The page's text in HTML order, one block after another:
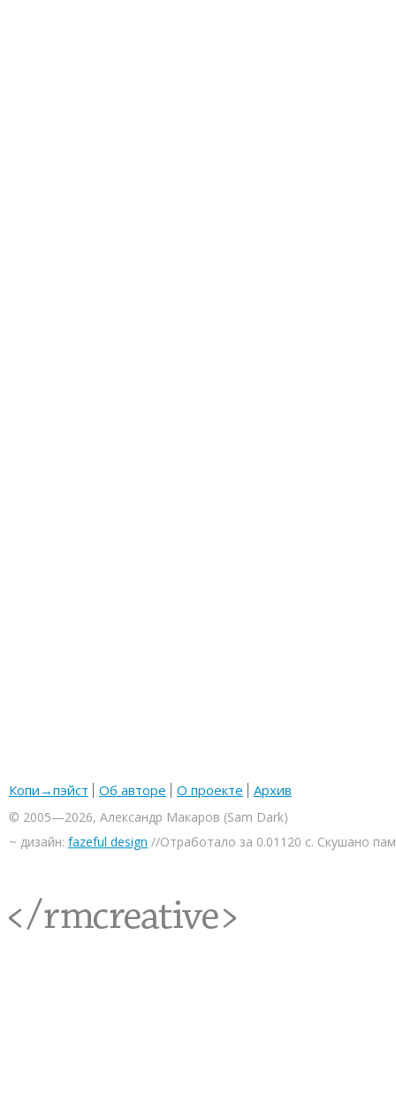
Копи→пэйст Об авторе О проекте Архив
© 2005—2026, Александр Макаров (Sam Dark)
~ дизайн: fazeful design //Отработало за 0.01120 с. Скушано
<rmcreative/>